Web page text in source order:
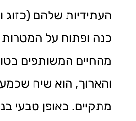
העתידיות שלהם (כזוג
כנה ופתוח על המטרות
מהחיים המשותפים
והארוך, הוא שיח
מתקיים. באופן טבעי